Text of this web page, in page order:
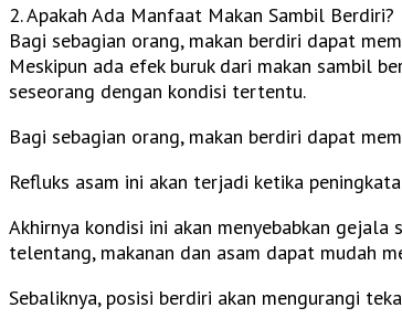
2. Apakah Ada Manfaat Makan Sambil Berdiri?
Bagi sebagian orang, makan berdiri dapat
Meskipun ada efek buruk dari makan sambil
seseorang dengan kondisi tertentu.
Bagi sebagian orang, makan berdiri dapat
Refluks asam ini akan terjadi ketika
Akhirnya kondisi ini akan menyebabkan
telentang, makanan dan asam dapat mudah
Sebaliknya, posisi berdiri akan mengurangi